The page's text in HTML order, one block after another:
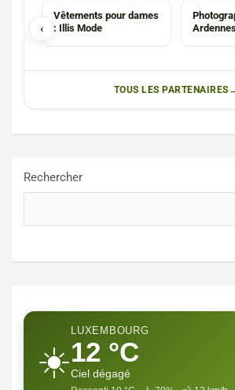
‹
Vêtements pour dames
: Illis Mode
TOUS LES PARTENAIRES
Rechercher
☀️
LUXEMBOURG
12 °C
Ciel dégagé